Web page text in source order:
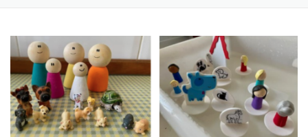
CURSO COMUNICAÇÃO INTUITIVA ABRIL 2024